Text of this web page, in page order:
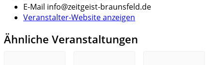
E-Mail info@zeitgeist-braunsfeld.de
Veranstalter-Website anzeigen
Ähnliche Veranstaltungen